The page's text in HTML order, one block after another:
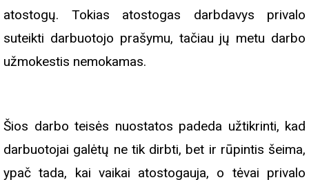
atostogų. Tokias atostogas darbdavys privalo
suteikti darbuotojo prašymu, tačiau jų metu darbo
užmokestis nemokamas.
Šios darbo teisės nuostatos padeda užtikrinti, kad
darbuotojai galėtų ne tik dirbti, bet ir rūpintis šeima,
ypač tada, kai vaikai atostogauja, o tėvai privalo